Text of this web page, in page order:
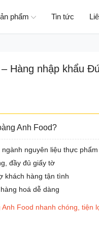
phẩm Tin tức
Hàng nhập khẩu
Anh Food?
nguyên liệu thực phẩm
đầy đủ giấy tờ
khách hàng tận tình
hoá dễ dàng
Food nhanh chóng, tiện